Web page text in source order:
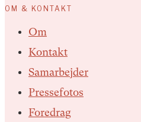
OM & KONTAKT
Om
Kontakt
Samarbejder
Pressefotos
Foredrag